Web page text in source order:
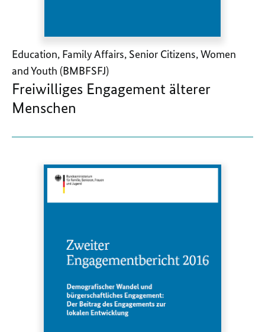
Education, Family Affairs, Senior Citizens, Women
and Youth (BMBFSFJ)
Freiwilliges Engagement älterer
Menschen